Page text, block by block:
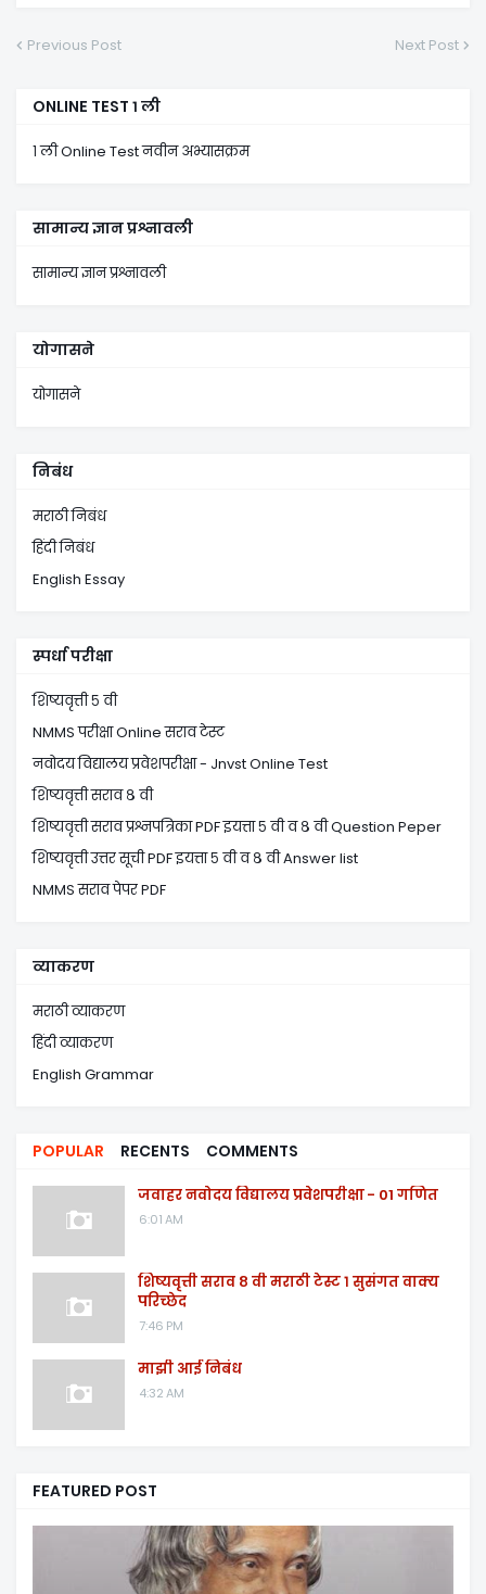
Previous Post Next Post
ONLINE TEST १ ली
१ ली Online Test नवीन अभ्यासक्रम
सामान्य ज्ञान प्रश्नावली
सामान्य ज्ञान प्रश्नावली
योगासने
योगासने
निबंध
मराठी निबंध
हिंदी निबंध
English Essay
स्पर्धा परीक्षा
शिष्यवृत्ती ५ वी
NMMS परीक्षा Online सराव टेस्ट
नवोदय विद्यालय प्रवेशपरीक्षा - Jnvst Online Test
शिष्यवृत्ती सराव ८ वी
शिष्यवृत्ती सराव प्रश्नपत्रिका PDF इयत्ता ५ वी व ८ वी Question Peper
शिष्यवृत्ती उत्तर सूची PDF इयत्ता ५ वी व ८ वी Answer list
NMMS सराव पेपर PDF
व्याकरण
मराठी व्याकरण
हिंदी व्याकरण
English Grammar
POPULAR RECENTS COMMENTS
जवाहर नवोदय विद्यालय प्रवेशपरीक्षा - 01 गणित
6:01 AM
शिष्यवृत्ती सराव ८ वी मराठी टेस्ट १ सुसंगत वाक्य
परिच्छेद
7:46 PM
माझी आई निबंध
4:32 AM
FEATURED POST